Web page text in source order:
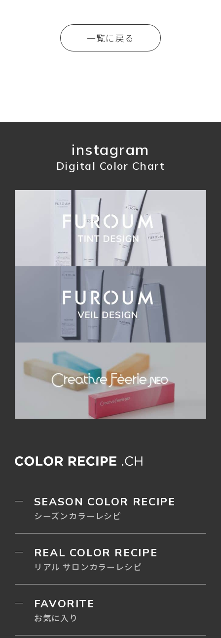
一覧に戻る
instagram
Digital Color Chart
SEASON COLOR RECIPE
シーズンカラーレシピ
REAL COLOR RECIPE
リアル サロンカラーレシピ
FAVORITE
お気に入り